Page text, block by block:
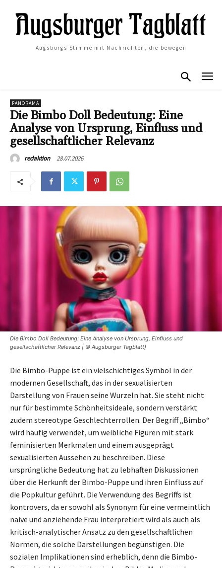
Augsburgs Stimme mit Nachrichten, die bewegen
PANORAMA
Die Bimbo Doll Bedeutung: Eine
Analyse von Ursprung, Einfluss und
gesellschaftlicher Relevanz
redaktion 28.07.2026
Die Bimbo Doll Bedeutung: Eine Analyse von Ursprung, Einfluss und
gesellschaftlicher Relevanz | © Augsburger Tagblatt)
Die Bimbo-Puppe ist ein vielschichtiges Symbol in der
modernen Gesellschaft, das in der sexualisierten
Darstellung von Frauen seine Wurzeln hat. Sie steht nicht
nur für bestimmte Schönheitsideale, sondern verstärkt
zudem stereotype Geschlechterrollen. Der Begriff „Bimbo“
wird häufig verwendet, um weibliche Figuren mit stark
feminisierten Merkmalen und einem ausgeprägt
sexualisierten Aussehen zu beschreiben. Diese
ursprüngliche Bedeutung hat zu lebhaften Diskussionen
über die Herkunft der Bimbo-Puppe und ihren Einfluss auf
die Popkultur geführt. Die Verwendung des Begriffs ist
kontrovers, da er sowohl als Synonym für eine vermeintlich
naive und anziehende Frau interpretiert wird als auch als
kritisch-analytischer Ansatz zu den gesellschaftlichen
Normen, die solche Darstellungen begünstigen. Die
sozialen Implikationen sind erheblich, denn die Bimbo-